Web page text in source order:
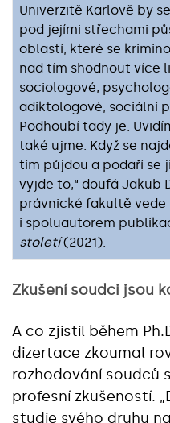
Univerzitě Karlově by
pod jejími střechami
oblastí, které se
nad tím shodnout více
sociologové,
adiktologové, sociální
Podhoubí tady je.
také ujme. Když se
tím půjdou a podaří se
vyjde to,“ doufá Jakub
právnické fakultě vede
i spoluautorem
století(2021).
Zkušení soudci jsou
A co zjistil během
dizertace zkoumal
rozhodování soudců
profesní zkušeností.
studie svého druhu